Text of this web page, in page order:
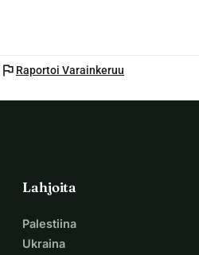
flag Raportoi Varainkeruu
Lahjoita
Palestiina
Ukraina